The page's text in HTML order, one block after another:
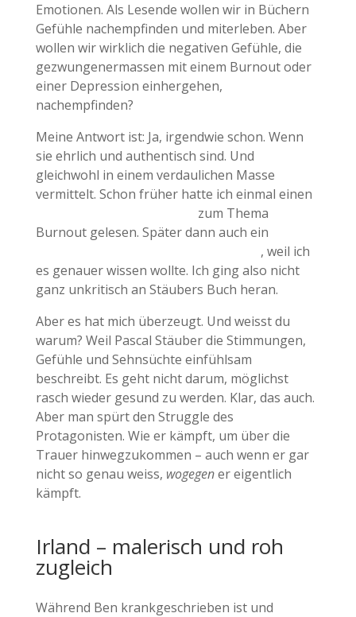
Emotionen. Als Lesende wollen wir in Büchern
Gefühle nachempfinden und miterleben. Aber
wollen wir wirklich die negativen Gefühle, die
gezwungenermassen mit einem Burnout oder
einer Depression einhergehen,
nachempfinden?
Meine Antwort ist: Ja, irgendwie schon. Wenn
sie ehrlich und authentisch sind. Und
gleichwohl in einem verdaulichen Masse
vermittelt. Schon früher hatte ich einmal einen
zum Thema
Burnout gelesen. Später dann auch ein
, weil ich
es genauer wissen wollte. Ich ging also nicht
ganz unkritisch an Stäubers Buch heran.
Aber es hat mich überzeugt. Und weisst du
warum? Weil Pascal Stäuber die Stimmungen,
Gefühle und Sehnsüchte einfühlsam
beschreibt. Es geht nicht darum, möglichst
rasch wieder gesund zu werden. Klar, das auch.
Aber man spürt den Struggle des
Protagonisten. Wie er kämpft, um über die
Trauer hinwegzukommen – auch wenn er gar
nicht so genau weiss, wogegener eigentlich
kämpft.
Irland – malerisch und roh
zugleich
Während Ben krankgeschrieben ist und